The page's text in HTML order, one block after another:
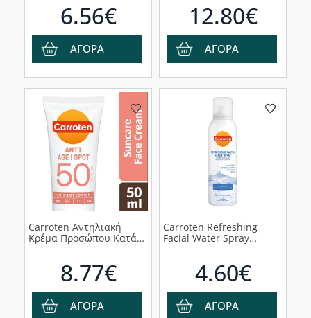
6.56€
ΑΓΟΡΑ
150ml12.80€
ΑΓΟΡΑ
Carroten Αντηλιακή
Κρέμα Προσώπου Κατά
8.77€
ΑΓΟΡΑ
Carroten Refreshing
Facial Water Spray
Προσώπου σε Spray,
4.60€
ΑΓΟΡΑ